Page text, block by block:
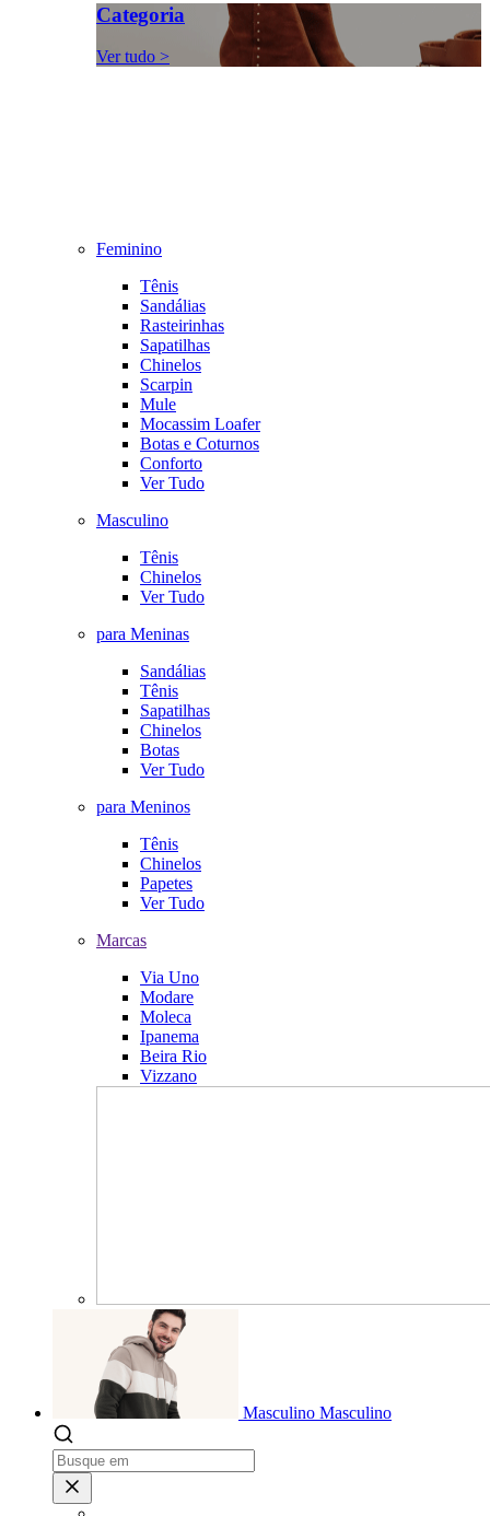
Categoria
Ver tudo >
Feminino
Tênis
Sandálias
Rasteirinhas
Sapatilhas
Chinelos
Scarpin
Mule
Mocassim Loafer
Botas e Coturnos
Conforto
Ver Tudo
Masculino
Tênis
Chinelos
Ver Tudo
para Meninas
Sandálias
Tênis
Sapatilhas
Chinelos
Botas
Ver Tudo
para Meninos
Tênis
Chinelos
Papetes
Ver Tudo
Marcas
Via Uno
Modare
Moleca
Ipanema
Beira Rio
Vizzano
Masculino Masculino